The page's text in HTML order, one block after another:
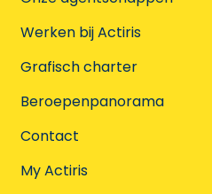
Werken bij Actiris
Grafisch charter
Beroepenpanorama
Contact
My Actiris